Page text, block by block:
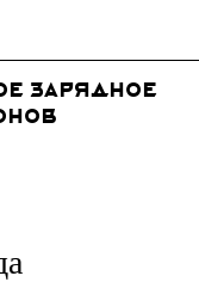
зарядное